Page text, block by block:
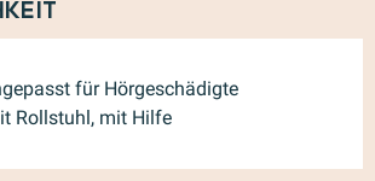
für Hörgeschädigte
Rollstuhl, mit Hilfe